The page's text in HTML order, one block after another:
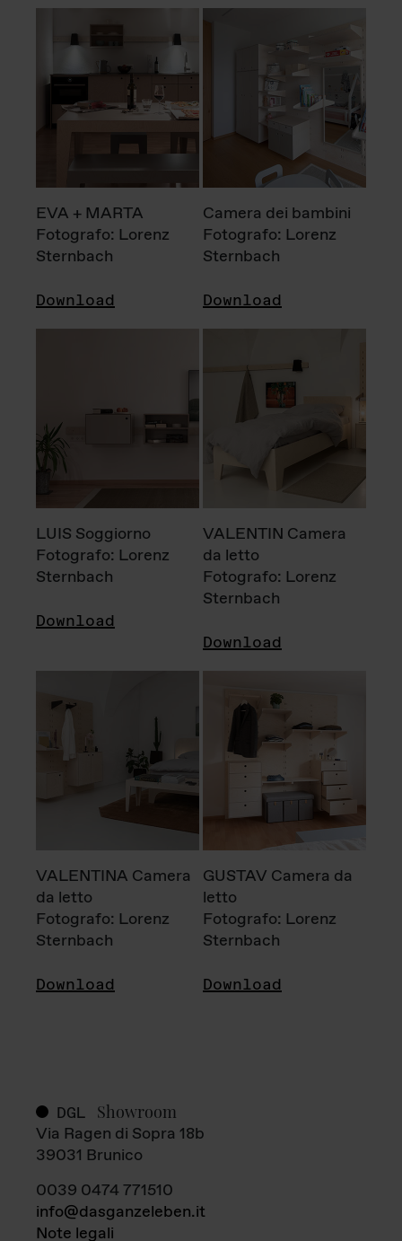
EVA + MARTA
Fotografo: Lorenz
Sternbach
Download
Camera dei bambini
Fotografo: Lorenz
Sternbach
Download
LUIS Soggiorno
Fotografo: Lorenz
Sternbach
Download
VALENTIN Camera
da letto
Fotografo: Lorenz
Sternbach
Download
VALENTINA Camera
da letto
Fotografo: Lorenz
Sternbach
Download
GUSTAV Camera da
letto
Fotografo: Lorenz
Sternbach
Download
DGL Showroom
Via Ragen di Sopra 18b
39031 Brunico
0039 0474 771510
info@dasganzeleben.it
Note legali